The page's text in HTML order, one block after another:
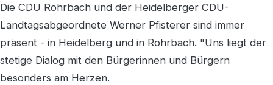
Die CDU Rohrbach und der Heidelberger CDU-
Landtagsabgeordnete Werner Pfisterer sind immer
präsent - in Heidelberg und in Rohrbach. "Uns liegt der
stetige Dialog mit den Bürgerinnen und Bürgern
besonders am Herzen.